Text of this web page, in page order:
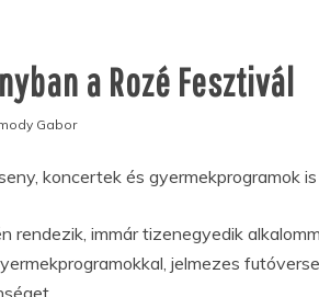
a Rozé Fesztivál
Gabor
koncertek és gyermekprogramok
rendezik, immár tizenegyedik
jelmezes